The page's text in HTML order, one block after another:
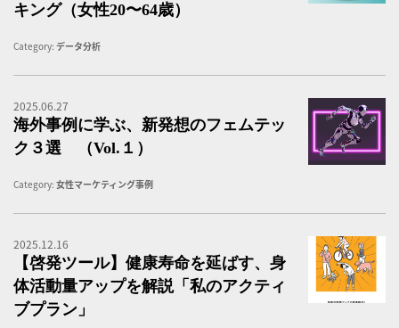
キング（女性20〜64歳）
Category: データ分析
2025.06.27
海外事例に学ぶ、新発想のフェムテッ
ク３選 （vol.１）
Category: 女性マーケティング事例
2025.12.16
【啓発ツール】健康寿命を延ばす、身
体活動量アップを解説「私のアクティ
ブプラン」